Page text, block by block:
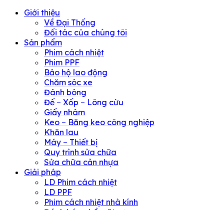
Giới thiệu
Về Đại Thống
Đối tác của chúng tôi
Sản phẩm
Phim cách nhiệt
Phim PPF
Bảo hộ lao động
Chăm sóc xe
Đánh bóng
Đế – Xốp – Lông cừu
Giấy nhám
Keo – Băng keo công nghiệp
Khăn lau
Máy – Thiết bị
Quy trình sửa chữa
Sửa chữa cản nhựa
Giải pháp
LD Phim cách nhiệt
LD PPF
Phim cách nhiệt nhà kính